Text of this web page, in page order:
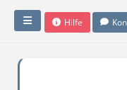
Hilfe